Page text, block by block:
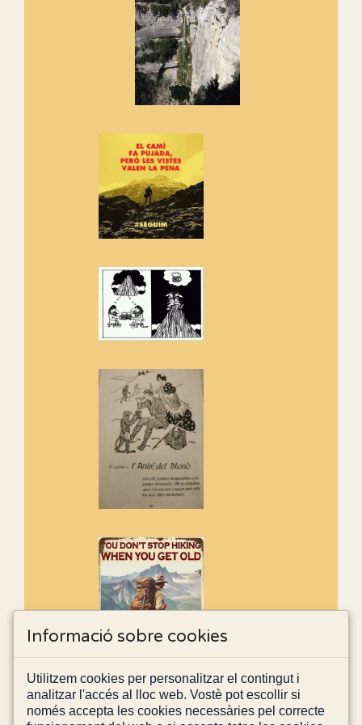
Si no podem caminar, alguna
cosa hem de fer...
Els Centpeus signen el
Manifest a favor dels Camins
adhereix-te al manifest!
Rebem un diploma dels
Amics de Sant Aniol d'Aguja
Els Centpeus estem implicats
amb la recuperació del refugi i
Informació sobre cookies
Utilitzem cookies per personalitzar el contingut i
analitzar l'accés al lloc web. Vostè pot escollir si
només accepta les cookies necessàries pel correcte